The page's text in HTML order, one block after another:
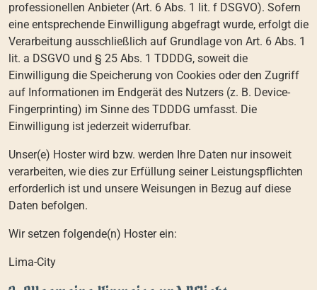
professionellen Anbieter (Art. 6 Abs. 1 lit. f DSGVO). Sofern
eine entsprechende Einwilligung abgefragt wurde, erfolgt die
Verarbeitung ausschließlich auf Grundlage von Art. 6 Abs. 1
lit. a DSGVO und § 25 Abs. 1 TDDDG, soweit die
Einwilligung die Speicherung von Cookies oder den Zugriff
auf Informationen im Endgerät des Nutzers (z. B. Device-
Fingerprinting) im Sinne des TDDDG umfasst. Die
Einwilligung ist jederzeit widerrufbar.
Unser(e) Hoster wird bzw. werden Ihre Daten nur insoweit
verarbeiten, wie dies zur Erfüllung seiner Leistungspflichten
erforderlich ist und unsere Weisungen in Bezug auf diese
Daten befolgen.
Wir setzen folgende(n) Hoster ein:
Lima-City